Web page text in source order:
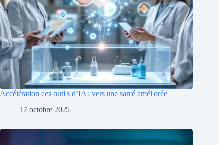
Accélération des outils d’IA : vers une santé améliorée
17 octobre 2025